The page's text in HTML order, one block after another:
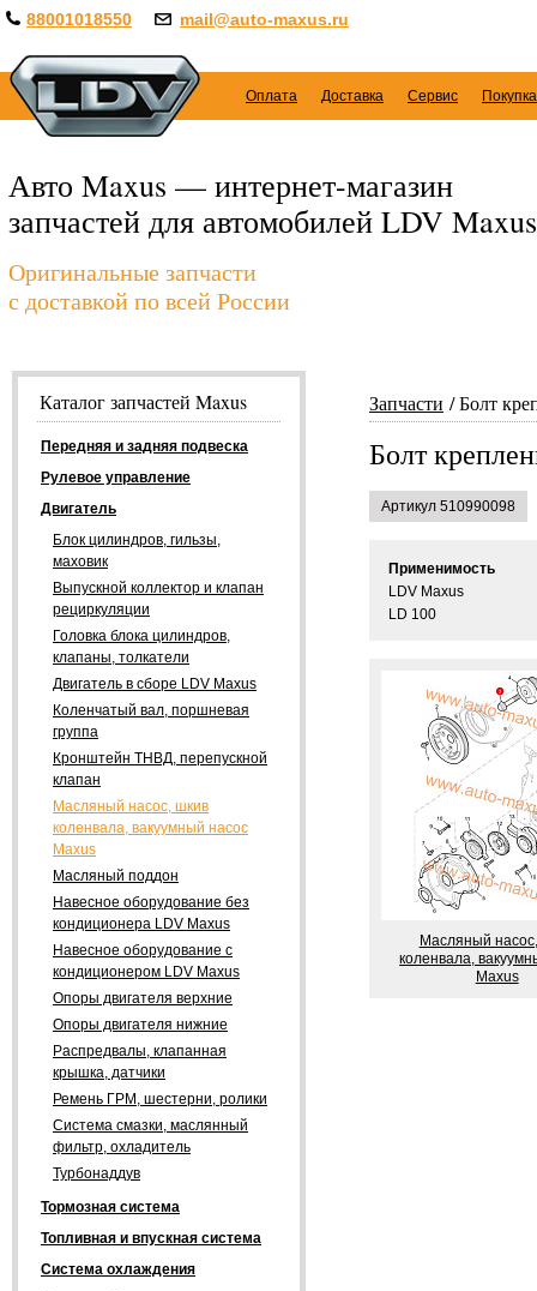
88001018550 mail@auto-maxus.ru
Оплата Доставка Сервис
Авто Maxus — интернет-магазин
запчастей для автомобилей LDV Maxus
Оригинальные запчасти
с доставкой по всей России
Запчасти Болт
Болт
Артикул 510990098
Применимость
LDV Maxus
LD 100
Масляный
коленвала,
Maxus
Каталог запчастей Maxus
Передняя и задняя подвеска
Рулевое управление
Двигатель
Блок цилиндров, гильзы,
маховик
Выпускной коллектор и клапан
рециркуляции
Головка блока цилиндров,
клапаны, толкатели
Двигатель в сборе LDV Maxus
Коленчатый вал, поршневая
группа
Кронштейн ТНВД, перепускной
клапан
Масляный насос, шкив
коленвала, вакуумный насос
Maxus
Масляный поддон
Навесное оборудование без
кондиционера LDV Maxus
Навесное оборудование с
кондиционером LDV Maxus
Опоры двигателя верхние
Опоры двигателя нижние
Распредвалы, клапанная
крышка, датчики
Ремень ГРМ, шестерни, ролики
Система смазки, маслянный
фильтр, охладитель
Турбонаддув
Тормозная система
Топливная и впускная система
Система охлаждения